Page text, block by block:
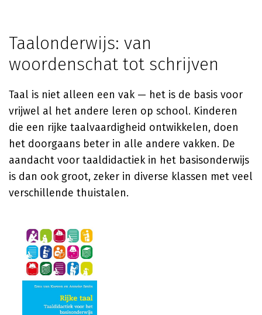
Taalonderwijs: van
woordenschat tot schrijven
Taal is niet alleen een vak — het is de basis voor
vrijwel al het andere leren op school. Kinderen
die een rijke taalvaardigheid ontwikkelen, doen
het doorgaans beter in alle andere vakken. De
aandacht voor taaldidactiek in het basisonderwijs
is dan ook groot, zeker in diverse klassen met veel
verschillende thuistalen.